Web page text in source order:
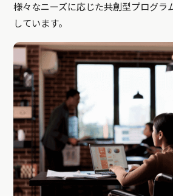
様々なニーズに応じた共創型プログラ
しています。